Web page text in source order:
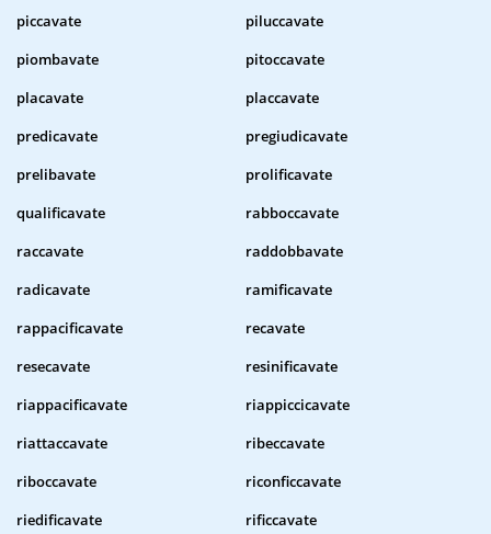
piccavate
piluccavate
piombavate
pitoccavate
placavate
placcavate
predicavate
pregiudicavate
prelibavate
prolificavate
qualificavate
rabboccavate
raccavate
raddobbavate
radicavate
ramificavate
rappacificavate
recavate
resecavate
resinificavate
riappacificavate
riappiccicavate
riattaccavate
ribeccavate
riboccavate
riconficcavate
riedificavate
rificcavate